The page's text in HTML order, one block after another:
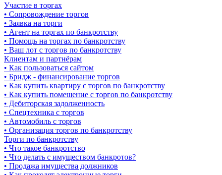
Участие в торгах
• Сопровождение торгов
• Заявка на торги
• Агент на торгах по банкротству
• Помощь на торгах по банкротству
• Ваш лот с торгов по банкротству
Клиентам и партнёрам
• Как пользоваться сайтом
• Бридж - финансирование торгов
• Как купить квартиру с торгов по банкротству
• Как купить помещение с торгов по банкротству
• Дебиторская задолженность
• Спецтехника с торгов
• Автомобиль с торгов
• Организация торгов по банкротству
Торги по банкротству
• Что такое банкротство
• Что делать с имуществом банкротов?
• Продажа имущества должников